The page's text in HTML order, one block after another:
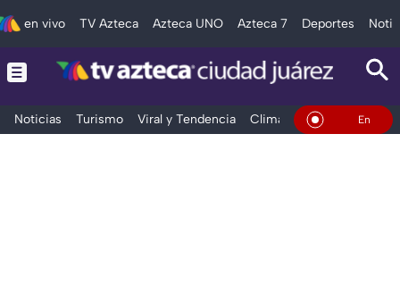
en vivo TV Azteca Azteca UNO Azteca 7 Deportes
Noticias Turismo Viral y Tendencia Clima Deportes En Vivo